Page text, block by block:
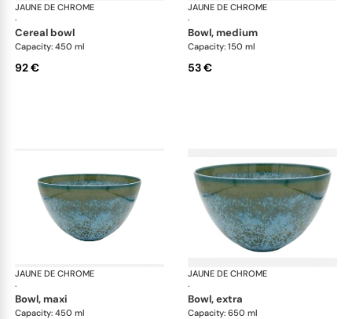
JAUNE DE CHROME
·
Nymphéa
cereal bowl
Capacity: 450 ml
92 €
JAUNE DE CHROME
·
bowl, medium
Capacity: 150 ml
53 €
JAUNE DE CHROME
·
Nymphéa
bowl, maxi
Capacity: 450 ml
JAUNE DE CHROME
·
bowl, extra
Capacity: 650 ml